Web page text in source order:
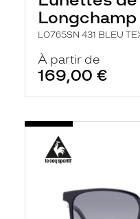
Longchamp
LO765SN 431 BLEU
À partir de
169,00 €